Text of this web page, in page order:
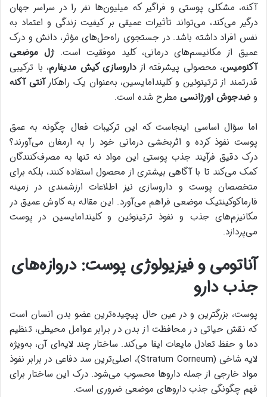
آکنه، مشکلی پوستی و فراگیر که میلیون‌ها نفر را در سراسر جهان
درگیر می‌کند، می‌تواند تأثیرات عمیقی بر کیفیت زندگی و اعتماد به
نفس افراد داشته باشد. در جستجوی راه‌حل‌های مؤثر، دانش و درک
عمیق از مکانیسم‌های درمانی، کلید موفقیت است.ژل موضعی
آکنومیس، محصولی پیشرفته ازداروسازی کیش مدیفارم، با ترکیبی
قدرتمند از ترتینوئین و کلیندامایسین، به‌عنوان یک راهکارآنتی آکنه
وضدجوش اورژانسی مطرح شده است.
اما سؤال اساسی اینجاست که این ترکیبات فعال چگونه به عمق
پوست نفوذ کرده و اثربخشی درمانی خود را به ارمغان می‌آورند؟
درک دقیق فرآیند جذب پوستی این مواد نه تنها به مصرف‌کنندگان
کمک می‌کند تا با آگاهی بیشتری از محصول استفاده کنند، بلکه برای
متخصصان پوست و داروسازی نیز اطلاعات ارزشمندی در زمینه
فارماکوکینتیک موضعی فراهم می‌آورد. این مقاله به کاوش عمیق در
مکانیزم‌های جذب و نفوذ ترتینوئین و کلیندامایسین در پوست
می‌پردازد.
آناتومی و فیزیولوژی پوست: دروازه‌های
جذب دارو
پوست، بزرگترین و در عین حال پیچیده‌ترین عضو بدن انسان است
که نقش حیاتی در محافظت از بدن در برابر عوامل محیطی، تنظیم
دما و حفظ تعادل مایعات ایفا می‌کند. ساختار چند لایه‌ای آن، به‌ویژه
لایه شاخی (Stratum Corneum)، اصلی‌ترین سد دفاعی در برابر نفوذ
مواد خارجی از جمله داروها محسوب می‌شود. درک این ساختار برای
فهم چگونگی جذب داروهای موضعی ضروری است.